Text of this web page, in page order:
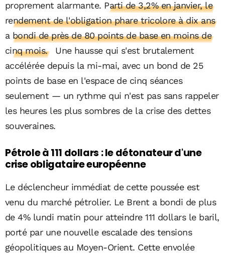
proprement alarmante. Parti de 3,2% en janvier, le
rendement de l'obligation phare tricolore à dix ans
a bondi de près de 80 points de base en moins de
cinq mois.
Une hausse qui s'est brutalement
accélérée depuis la mi-mai, avec un bond de 25
points de base en l'espace de cinq séances
seulement — un rythme qui n'est pas sans rappeler
les heures les plus sombres de la crise des dettes
souveraines.
Pétrole à 111 dollars : le détonateur d'une
crise obligataire européenne
Le déclencheur immédiat de cette poussée est
venu du marché pétrolier. Le Brent a bondi de plus
de 4% lundi matin pour atteindre 111 dollars le baril,
porté par une nouvelle escalade des tensions
géopolitiques au Moyen-Orient. Cette envolée